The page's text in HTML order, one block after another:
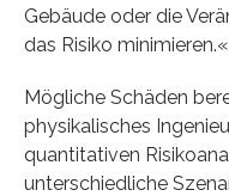
Gebäude oder die
das Risiko minimieren.«
Mögliche Schäden
physikalisches
quantitativen
unterschiedliche